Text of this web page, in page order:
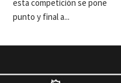
esta competición se pone
punto y final a...